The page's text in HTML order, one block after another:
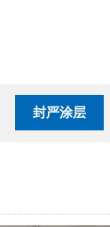
封严涂层